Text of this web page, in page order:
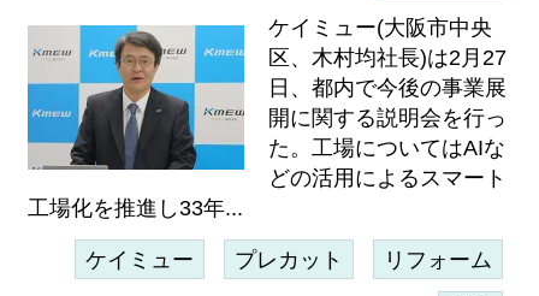
ケイミュー(大阪市中央
区、木村均社長)は2月27
日、都内で今後の事業展
開に関する説明会を行っ
た。工場についてはAIな
どの活用によるスマート
工場化を推進し33年...
ケイミュー プレカット リフォーム